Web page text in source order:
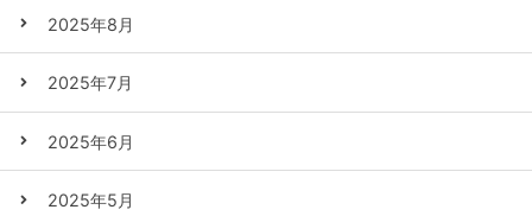
2025年8月
2025年7月
2025年6月
2025年5月